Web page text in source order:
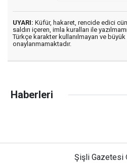
UYARI: Küfür, hakaret, rencide edici
saldırı içeren, imla kuralları ile
Türkçe karakter kullanılmayan ve
onaylanmamaktadır.
Haberleri
Şişli Gazetesi